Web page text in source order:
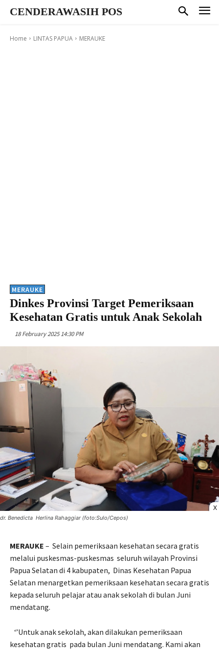
CENDERAWASIH POS
Home LINTAS PAPUA MERAUKE
MERAUKE
Dinkes Provinsi Target Pemeriksaan
Kesehatan Gratis untuk Anak Sekolah
18 February 2025 14:30 PM
X
dr. Benedicta Herlina Rahaggiar (foto:Sulo/Cepos)
MERAUKE – Selain pemeriksaan kesehatan secara gratis
melalui puskesmas-puskesmas seluruh wilayah Provinsi
Papua Selatan di 4 kabupaten, Dinas Kesehatan Papua
Selatan menargetkan pemeriksaan kesehatan secara gratis
kepada seluruh pelajar atau anak sekolah di bulan Juni
mendatang.
‘’Untuk anak sekolah, akan dilakukan pemeriksaan
kesehatan gratis pada bulan Juni mendatang. Kami akan